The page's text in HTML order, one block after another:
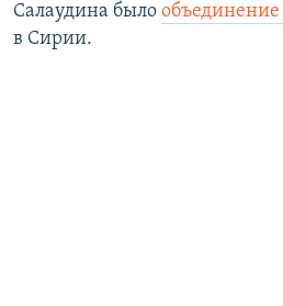
Салаудина было объединение
в Сирии.